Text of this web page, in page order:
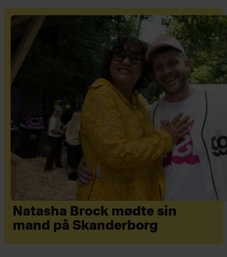
Natasha Brock mødte sin
mand på Skanderborg